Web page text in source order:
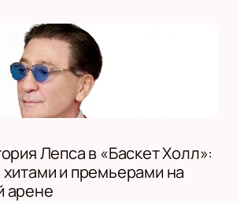
Лепса в «Баскет Холл»:
и премьерами на
арене